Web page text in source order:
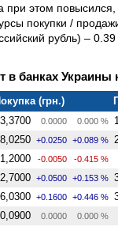
этом
покупки /
рубль) – 0.39
банках Украины
(грн.)
0.0000 0.000 %
+0.0250 +0.089 %
1,2000 -0.0050 -0.415 %
+0.0500 +0.153 %
+0.1600 +0.446 %
0,0900 0.0000 0.000 %